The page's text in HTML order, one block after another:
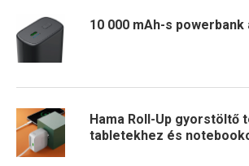
10 000 mAh-s powerbank
Hama Roll-Up gyorstöltő
tabletekhez és